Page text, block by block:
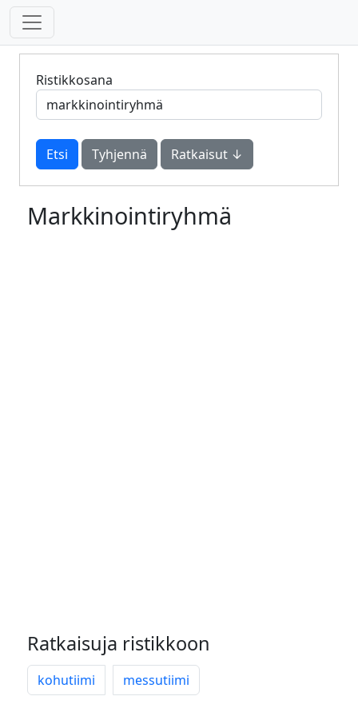
Ristikkosana
Tyhjennä Ratkaisut ↓
Markkinointiryhmä
Ratkaisuja ristikkoon
kohutiimi messutiimi